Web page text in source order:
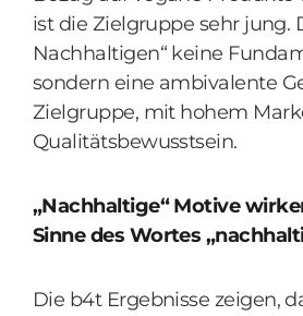
ist die Zielgruppe sehr jung.
Nachhaltigen“ keine
sondern eine ambivalente
Zielgruppe, mit hohem
Qualitätsbewusstsein.
„Nachhaltige“ Motive
Sinne des Wortes
Die b4t Ergebnisse zeigen,